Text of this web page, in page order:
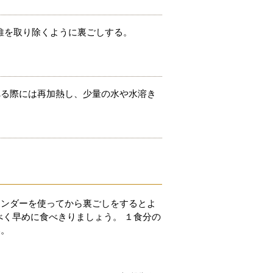
取り除くように裏ごしする。
際には再加熱し、少量の水や水溶き
ダーを使ってから裏ごしをするとよ
早めに食べきりましょう。 １食分の